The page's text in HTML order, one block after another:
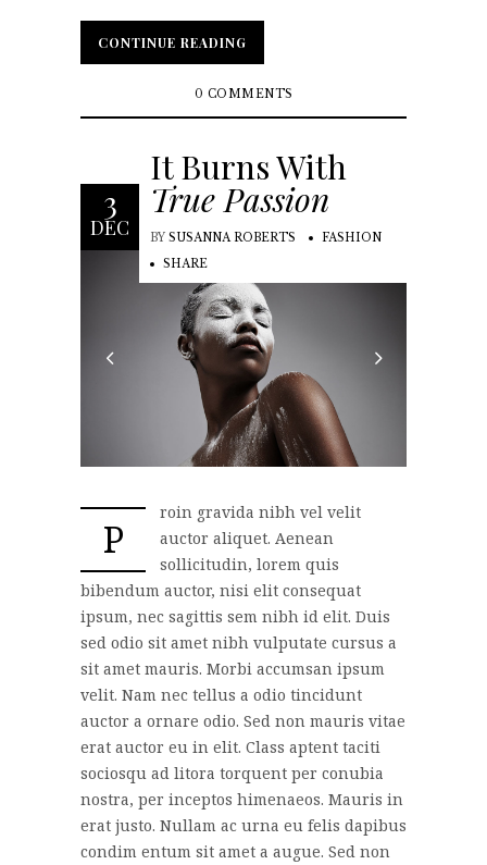
CONTINUE READING
CONTINUE READING
0 COMMENTS
3
DEC
It Burns With
True Passion
BY SUSANNA ROBERTS
FASHION
SHARE
P
roin gravida nibh vel velit
auctor aliquet. Aenean
sollicitudin, lorem quis
bibendum auctor, nisi elit consequat
ipsum, nec sagittis sem nibh id elit. Duis
sed odio sit amet nibh vulputate cursus a
sit amet mauris. Morbi accumsan ipsum
velit. Nam nec tellus a odio tincidunt
auctor a ornare odio. Sed non mauris vitae
erat auctor eu in elit. Class aptent taciti
sociosqu ad litora torquent per conubia
nostra, per inceptos himenaeos. Mauris in
erat justo. Nullam ac urna eu felis dapibus
condim entum sit amet a augue. Sed non